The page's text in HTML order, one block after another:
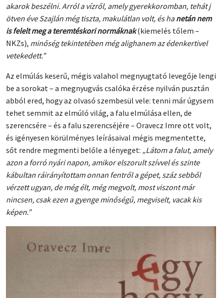
akarok beszélni. Arról a vízről, amely gyerekkoromban, tehát j
ötven éve Szajlán még tiszta, makulátlan volt, és hanetán nem
is felelt meg a teremtéskori normáknak(kiemelés tőlem –
NKZs), minőség tekintetében még alighanem az édenkertivel
vetekedett.”
Az elmúlás keserű, mégis valahol megnyugtató levegője lengi
be a sorokat – a megnyugvás csalóka érzése nyilván pusztán
abból ered, hogy az olvasó szembesül vele: tenni már úgysem
tehet semmit az elmúló világ, a falu elmúlása ellen, de
szerencsére – és a falu szerencséjére – Oravecz Imre ott volt,
és igényesen körülményes leírásaival mégis megmentette,
sőt rendre megmenti belőle a lényeget: „Látom a falut, amely
azon a forró nyári napon, amikor elszorult szívvel és szinte
kábultan ráirányítottam onnan fentről a gépet, száz sebből
vérzett ugyan, de még élt, még megvolt, most viszont már
nincsen, csak ezen a gyenge minőségű, megviselt, vacak kis
képen.”